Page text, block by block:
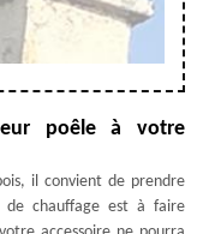
poêle à votre
il convient de prendre
chauffage est à faire